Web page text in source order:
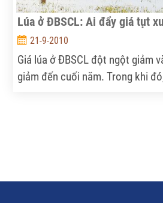
Lúa ở ĐBSCL: Ai đẩy giá tụt
21-9-2010
Giá lúa ở ĐBSCL đột ngột giảm
giảm đến cuối năm. Trong khi